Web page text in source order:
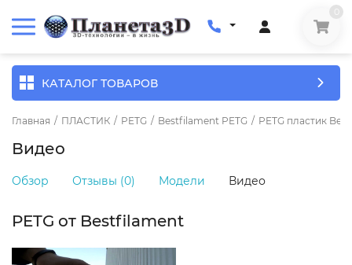
КАТАЛОГ ТОВАРОВ
Главная / ПЛАСТИК / PETG / Bestfilament PETG / PETG пластик
Видео
Обзор Отзывы (0) Модели Видео
PETG от Bestfilament